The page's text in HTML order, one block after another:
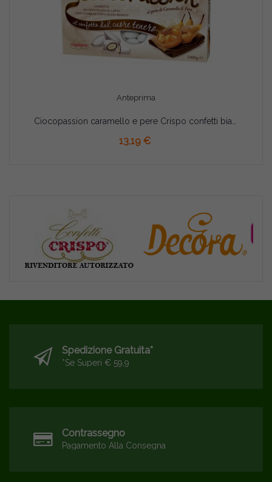
Anteprima
13,19 €
Spedizione Gratuita*
*se Superi € 59,9
Contrassegno
Pagamento Alla Consegna